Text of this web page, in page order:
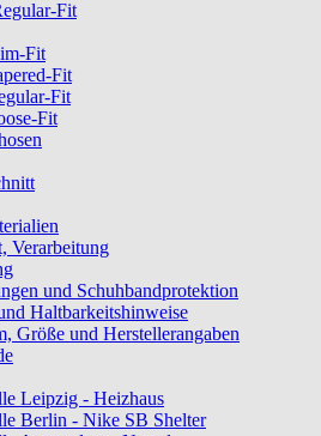
Fit
Fit
Fit
Fit
Fit
Verarbeitung
und Schuhbandprotektion
Haltbarkeitshinweise
Größe und Herstellerangaben
Leipzig - Heizhaus
Berlin - Nike SB Shelter